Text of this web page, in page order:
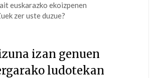
euskarazko ekoizpenen
zer uste duzue?
izan genuen
ludotekan